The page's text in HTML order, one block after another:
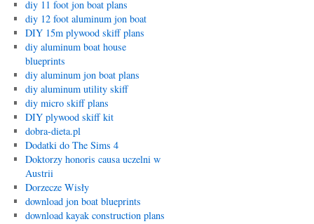
diy 11 foot jon boat plans
diy 12 foot aluminum jon boat
DIY 15m plywood skiff plans
diy aluminum boat house
blueprints
diy aluminum jon boat plans
diy aluminum utility skiff
diy micro skiff plans
DIY plywood skiff kit
dobra-dieta.pl
Dodatki do The Sims 4
Doktorzy honoris causa uczelni w
Austrii
Dorzecze Wisły
download jon boat blueprints
download kayak construction plans